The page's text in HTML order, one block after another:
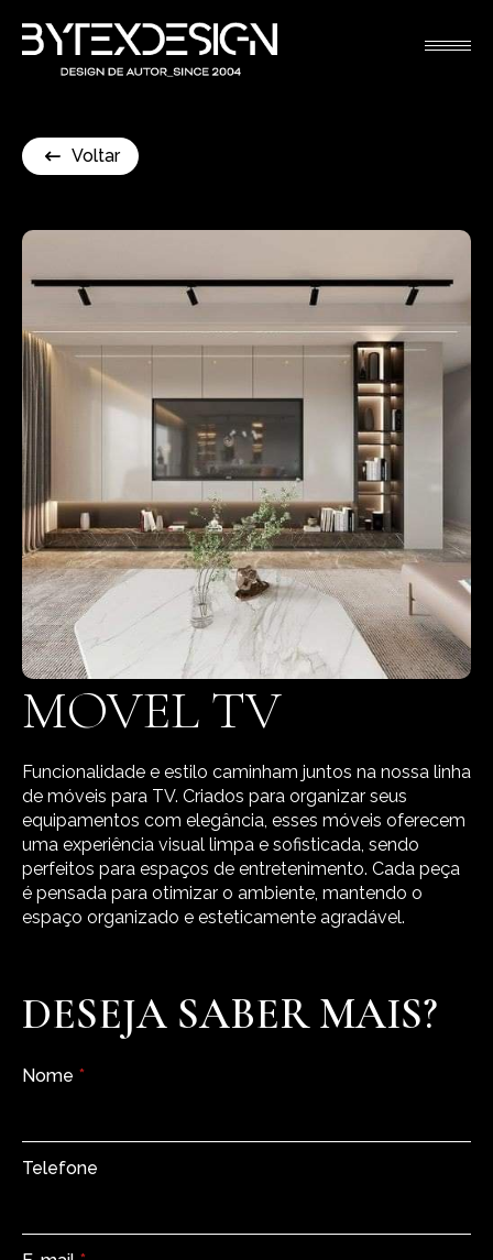
Voltar
MOVEL TV
Funcionalidade e estilo caminham juntos na nossa linha
de móveis para TV. Criados para organizar seus
equipamentos com elegância, esses móveis oferecem
uma experiência visual limpa e sofisticada, sendo
perfeitos para espaços de entretenimento. Cada peça
é pensada para otimizar o ambiente, mantendo o
espaço organizado e esteticamente agradável.
DESEJA SABER MAIS?
Nome *
Telefone